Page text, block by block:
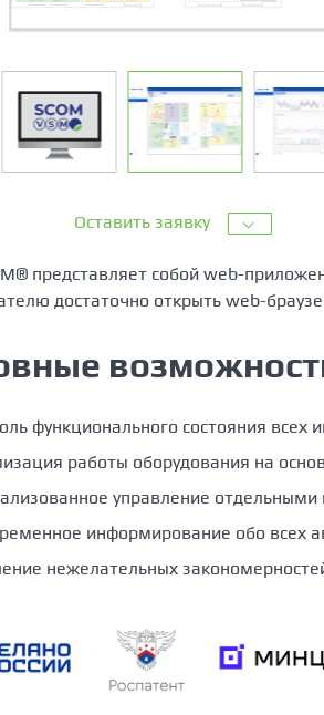
Оставить заявку
представляет собой web-
достаточно открыть web-
функционального состояния
работы оборудования на
управление
информирование обо всех
нежелательных